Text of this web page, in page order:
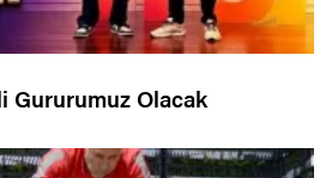
Gururumuz Olacak